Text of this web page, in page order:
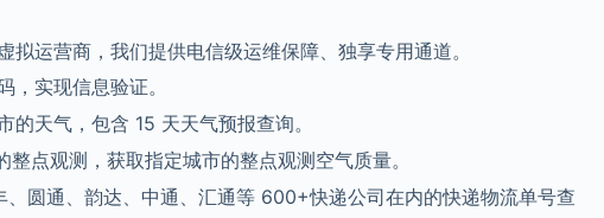
拟运营商，我们提供电信级运维保障、独享专用通道。
，实现信息验证。
的天气，包含 15 天天气预报查询。
点观测，获取指定城市的整点观测空气质量。
、圆通、韵达、中通、汇通等 600+快递公司在内的快递物流单号查